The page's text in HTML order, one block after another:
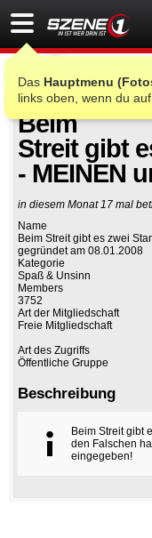
Das Hauptmenu
links oben, wenn du
Beim
Streit gibt
- MEINEN
in diesem Monat 17 mal
Name
Beim Streit gibt es zwei
gegründet am 08.01.2008
Kategorie
Spaß & Unsinn
Members
3752
Art der Mitgliedschaft
Freie Mitgliedschaft
Art des Zugriffs
Öffentliche Gruppe
Beschreibung
Beim Streit gibt
den Falschen
eingegeben!